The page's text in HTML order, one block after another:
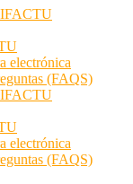
electrónica
(FAQS)
electrónica
(FAQS)